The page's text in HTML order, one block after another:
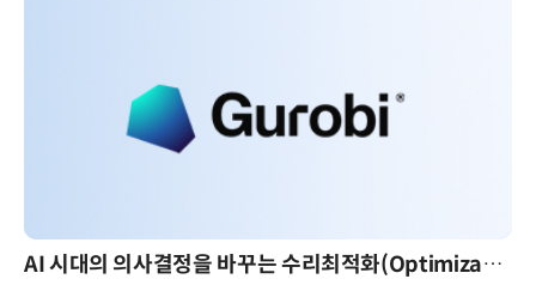
AI 시대의 의사결정을 바꾸는 수리최적화(Optimization): 실제 산업 적용 사례와 활용 전략